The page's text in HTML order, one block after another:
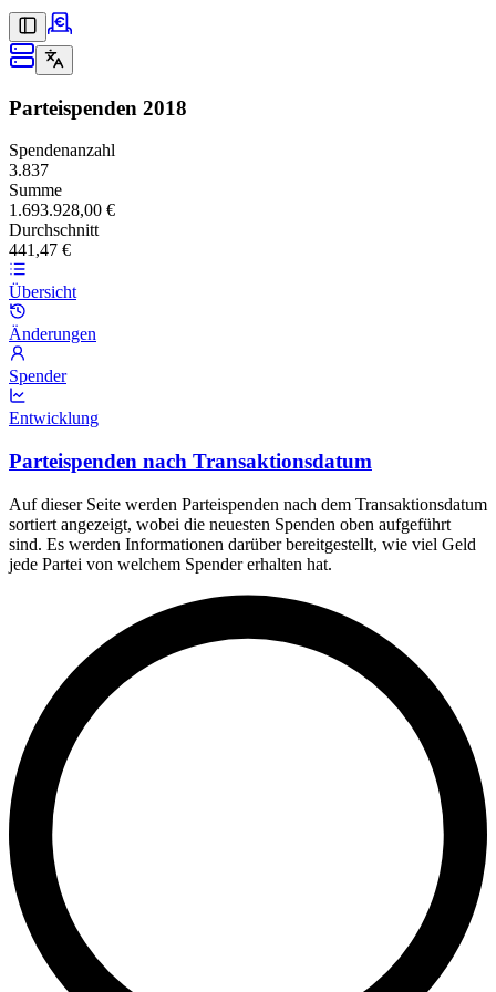
Parteispenden 2018
Spendenanzahl
3.837
Summe
1.693.928,00 €
Durchschnitt
441,47 €
Übersicht
Änderungen
Spender
Entwicklung
Parteispenden nach Transaktionsdatum
Auf dieser Seite werden Parteispenden nach dem Transaktionsdatum
sortiert angezeigt, wobei die neuesten Spenden oben aufgeführt
sind. Es werden Informationen darüber bereitgestellt, wie viel Geld
jede Partei von welchem Spender erhalten hat.